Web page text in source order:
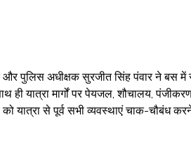
और पुलिस अधीक्षक सुरजीत सिंह पंवार ने बस
यात्रा मार्गों पर पेयजल, शौचालय, पंजीकरण,
यात्रा से पूर्व सभी व्यवस्थाएं चाक-चौबंध